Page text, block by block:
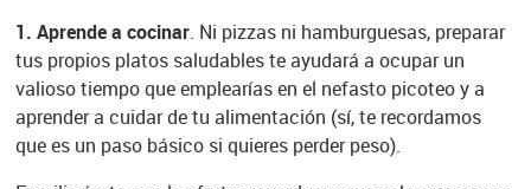
1. Aprende a cocinar. Ni pizzas ni hamburguesas, preparar
tus propios platos saludables te ayudará a ocupar un
valioso tiempo que emplearías en el nefasto picoteo y a
aprender a cuidar de tu alimentación (sí, te recordamos
que es un paso básico si quieres perder peso).